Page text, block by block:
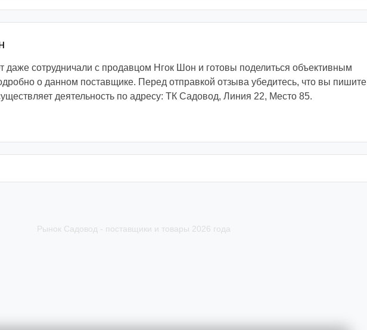
сотрудничали с продавцом Нгок Шон и готовы поделиться объективным
о данном поставщике. Перед отправкой отзыва убедитесь, что вы пишите
деятельность по адресу: ТК Садовод, Линия 22, Место 85.
Рынок Садовод - поставщики и товары 2026 года